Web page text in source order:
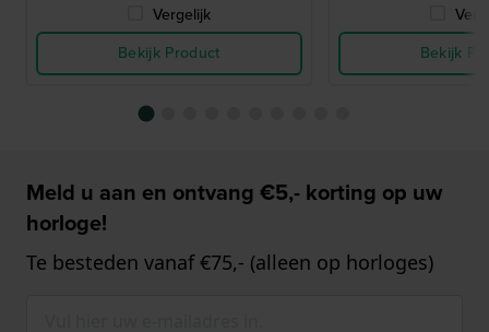
Vergelijk
Bekijk Product
Bekijk
Meld u aan en ontvang €5,- korting op uw
horloge!
Te besteden vanaf €75,- (alleen op horloges)